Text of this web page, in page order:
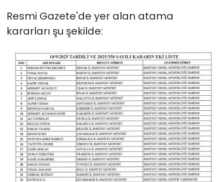
Resmi Gazete'de yer alan atama
kararları şu şekilde: